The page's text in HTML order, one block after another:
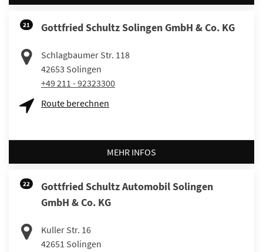
21 Gottfried Schultz Solingen GmbH & Co. KG
Schlagbaumer Str. 118
42653 Solingen
+49 211 - 92323300
Route berechnen
MEHR INFOS
22
Gottfried Schultz Automobil Solingen
GmbH & Co. KG
Kuller Str. 16
42651 Solingen